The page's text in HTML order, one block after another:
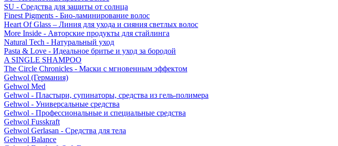
SU - Средства для защиты от солнца
Finest Pigments - Био-ламинирование волос
Heart Of Glass – Линия для ухода и сияния светлых волос
More Inside - Авторские продукты для стайлинга
Natural Tech - Натуральный уход
Pasta & Love - Идеальное бритье и уход за бородой
A SINGLE SHAMPOO
The Circle Chronicles - Маски с мгновенным эффектом
Gehwol (Германия)
Gehwol Med
Gehwol - Пластыри, супинаторы, средства из гель-полимера
Gehwol - Универсальные средства
Gehwol - Профессиональные и специальные средства
Gehwol Fusskraft
Gehwol Gerlasan - Средства для тела
Gehwol Balance